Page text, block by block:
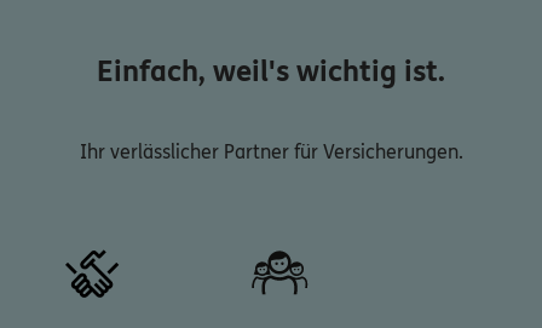
Einfach, weil's wichtig ist.
Ihr verlässlicher Partner für Versicherungen.